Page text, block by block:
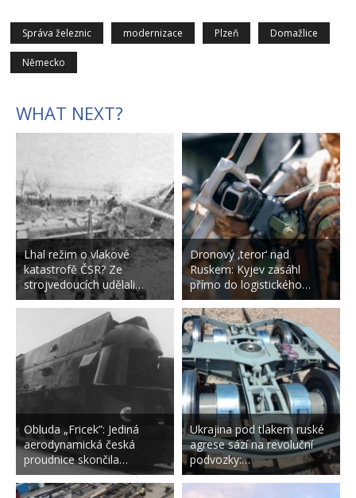
Správa železnic modernizace Plzeň Domažlice
Německo
WHAT NEXT?
Lhal režim o vlakové
katastrofě ČSR? Ze
strojvedoucích udělali…
Obluda „Fricek”: Jediná
aerodynamická česká
proudnice skončila…
Dronový ‚teror‘ nad
Ruskem: Kyjev zasáhl
přímo do logistického…
Ukrajina pod tlakem ruské
agrese sází na revoluční
podvozky:…